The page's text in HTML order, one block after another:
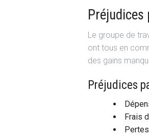
Le groupe de
ont tous en
des gains
Préjudices
Frais